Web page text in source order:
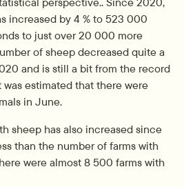
increased by 4 % to 523 000
to just over 20 000 more
of sheep decreased quite a
and is still a bit from the record
estimated that there were
in June.
sheep has also increased since
than the number of farms with
were almost 8 500 farms with